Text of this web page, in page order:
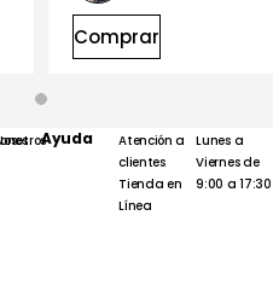
Comprar
Ayuda
Atención a
clientes
Tienda en
Línea
Lunes a
Viernes de
9:00 a 17:30